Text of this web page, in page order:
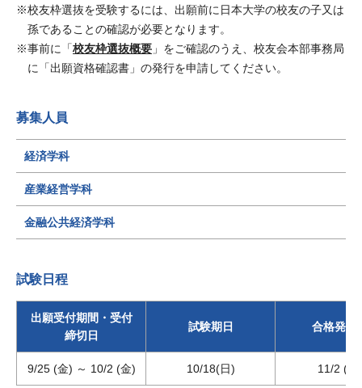
校友枠選抜を受験するには、出願前に日本大学の校友の子又は
孫であることの確認が必要となります。
事前に「校友枠選抜概要 」をご確認のうえ、校友会本部事務局
に「出願資格確認書」の発行を申請してください。
募集人員
経済学科
産業経営学科
金融公共経済学科
試験日程
出願受付期間・受付
締切日
試験期日 合格発表
9/25 (金) ～ 10/2 (金) 10/18(日) 11/2 (月)